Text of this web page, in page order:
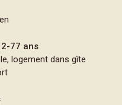
77 ans
logement dans gîte